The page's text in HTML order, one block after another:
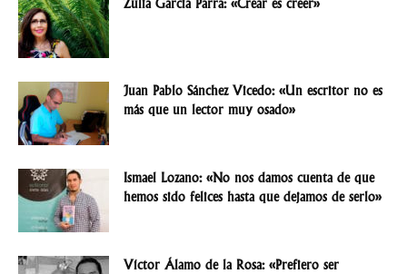
Zulia García Parra: «Crear es creer»
Juan Pablo Sánchez Vicedo: «Un escritor no es
más que un lector muy osado»
Ismael Lozano: «No nos damos cuenta de que
hemos sido felices hasta que dejamos de serlo»
Víctor Álamo de la Rosa: «Prefiero ser